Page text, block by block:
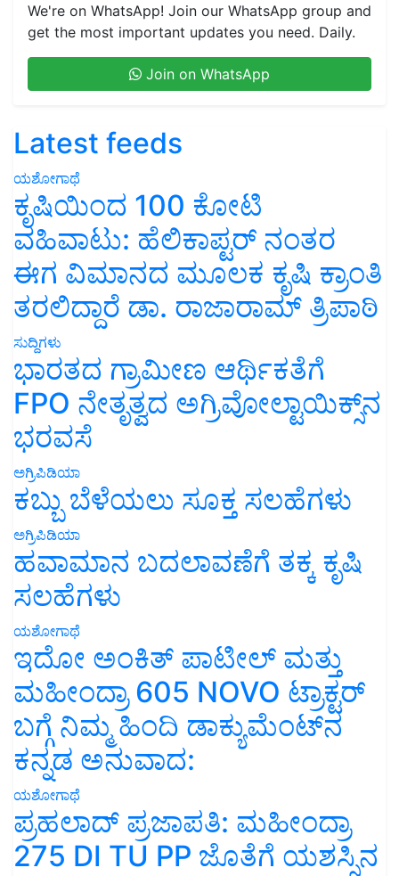
We're on WhatsApp! Join our WhatsApp group and
get the most important updates you need. Daily.
Join on WhatsApp
Latest feeds
ಯಶೋಗಾಥೆ
ಕೃಷಿಯಿಂದ 100 ಕೋಟಿ
ವಹಿವಾಟು: ಹೆಲಿಕಾಪ್ಟರ್ ನಂತರ
ಈಗ ವಿಮಾನದ ಮೂಲಕ ಕೃಷಿ ಕ್ರಾಂತಿ
ತರಲಿದ್ದಾರೆ ಡಾ. ರಾಜಾರಾಮ್ ತ್ರಿಪಾಠಿ
ಸುದ್ದಿಗಳು
ಭಾರತದ ಗ್ರಾಮೀಣ ಆರ್ಥಿಕತೆಗೆ
FPO ನೇತೃತ್ವದ ಅಗ್ರಿವೋಲ್ಟಾಯಿಕ್ಸ್‌ನ
ಭರವಸೆ
ಅಗ್ರಿಪಿಡಿಯಾ
ಕಬ್ಬು ಬೆಳೆಯಲು ಸೂಕ್ತ ಸಲಹೆಗಳು
ಅಗ್ರಿಪಿಡಿಯಾ
ಹವಾಮಾನ ಬದಲಾವಣೆಗೆ ತಕ್ಕ ಕೃಷಿ
ಸಲಹೆಗಳು
ಯಶೋಗಾಥೆ
ಇದೋ ಅಂಕಿತ್ ಪಾಟೀಲ್ ಮತ್ತು
ಮಹೀಂದ್ರಾ 605 NOVO ಟ್ರಾಕ್ಟರ್
ಬಗ್ಗೆ ನಿಮ್ಮ ಹಿಂದಿ ಡಾಕ್ಯುಮೆಂಟ್‌ನ
ಕನ್ನಡ ಅನುವಾದ:
ಯಶೋಗಾಥೆ
ಪ್ರಹಲಾದ್ ಪ್ರಜಾಪತಿ: ಮಹೀಂದ್ರಾ
275 DI TU PP ಜೊತೆಗೆ ಯಶಸ್ಸಿನ